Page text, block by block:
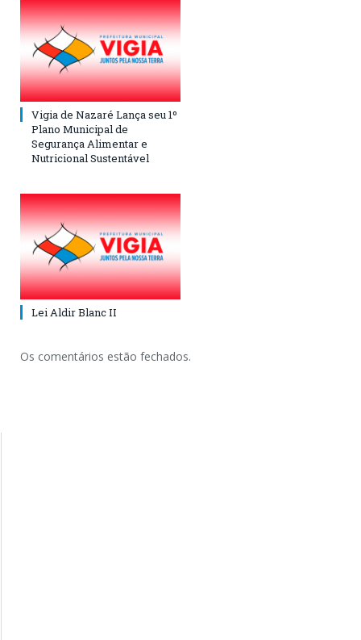
Vigia de Nazaré Lança seu 1º
Plano Municipal de
Segurança Alimentar e
Nutricional Sustentável
Lei Aldir Blanc II
Os comentários estão fechados.